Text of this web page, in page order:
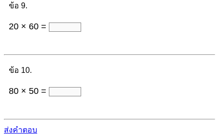
ข้อ 9.
20 × 60 =
ข้อ 10.
80 × 50 =
ส่งคำตอบ